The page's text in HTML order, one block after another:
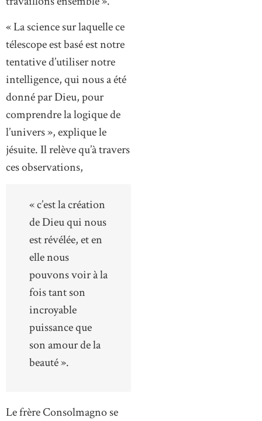
« La science sur laquelle ce
télescope est basé est notre
tentative d’utiliser notre
intelligence, qui nous a été
donné par Dieu, pour
comprendre la logique de
l’univers », explique le
jésuite. Il relève qu’à travers
ces observations,
« c’est la création
de Dieu qui nous
est révélée, et en
elle nous
pouvons voir à la
fois tant son
incroyable
puissance que
son amour de la
beauté ».
Le frère Consolmagno se